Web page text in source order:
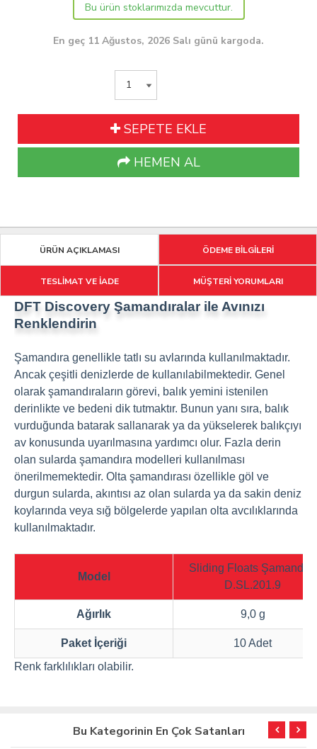
Bu ürün stoklarımızda mevcuttur.
En geç 11 Ağustos, 2026 Salı günü kargoda.
SEPETE EKLE
HEMEN AL
ÜRÜN AÇIKLAMASI ÖDEME BİLGİLERİ
TESLİMAT VE İADE MÜŞTERİ YORUMLARI
DFT Discovery Şamandıralar ile Avınızı
Renklendirin
Şamandıra genellikle tatlı su avlarında kullanılmaktadır.
Ancak çeşitli denizlerde de kullanılabilmektedir. Genel
olarak şamandıraların görevi, balık yemini istenilen
derinlikte ve bedeni dik tutmaktır. Bunun yanı sıra, balık
vurduğunda batarak sallanarak ya da yükselerek balıkçıyı
av konusunda uyarılmasına yardımcı olur. Fazla derin
olan sularda şamandıra modelleri kullanılması
önerilmemektedir. Olta şamandırası özellikle göl ve
durgun sularda, akıntısı az olan sularda ya da sakin deniz
koylarında veya sığ bölgelerde yapılan olta avcılıklarında
kullanılmaktadır.
Model
Sliding Floats Şamandıra
D.SL.201.9
Ağırlık 9,0 g
Paket İçeriği
10 Adet
Renk farklılıkları olabilir.
Bu Kategorinin En Çok Satanları